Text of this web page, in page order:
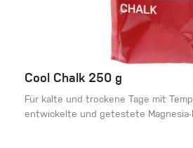
Cool Chalk 250 g
Für kalte und trockene Tage mit
entwickelte und getestete Magnesia-